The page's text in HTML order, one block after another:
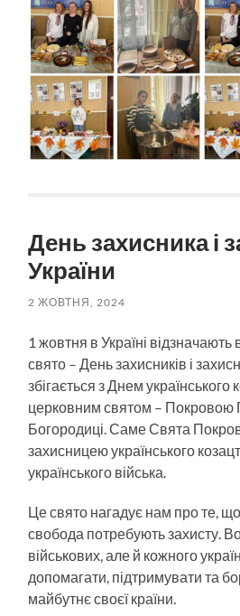
День захисника і
України
2 ЖОВТНЯ, 2024
1 жовтня в Україні
свято – День захисників і
збігається з Днем українського
церковним святом – Покровою
Богородиці. Саме Свята
захисницею українського
українського війська.
Це свято нагадує нам про те, що
свобода потребують захисту.
військових, але й кожного
допомагати, підтримувати та
майбутнє своєї країни.